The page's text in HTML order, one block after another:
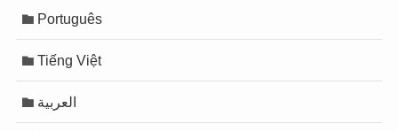
Português
Tiếng Việt
العربية